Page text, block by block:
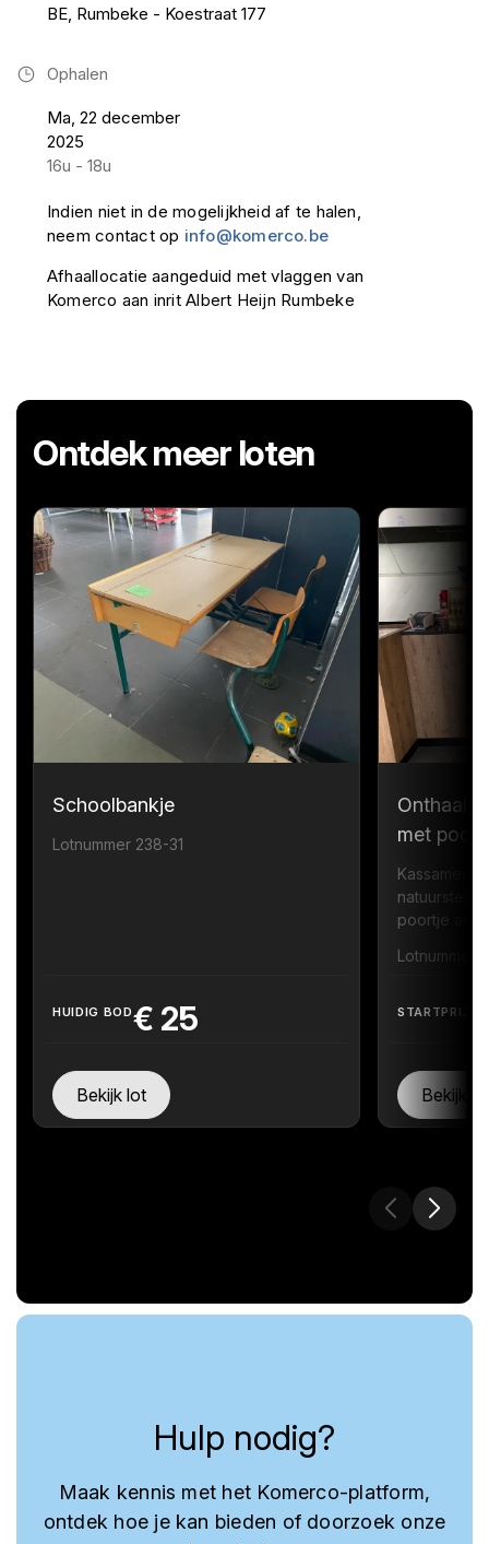
BE, Rumbeke - Koestraat 177
Ophalen
Ma, 22 december
2025
16u - 18u
Indien niet in de mogelijkheid af te halen,
neem contact op info@komerco.be
Afhaallocatie aangeduid met vlaggen van
Komerco aan inrit Albert Heijn Rumbeke
Ontdek meer loten
Schoolbankje
Lotnummer 238-31
HUIDIG BOD€ 25
Bekijk lot
met
poortje aan
Lotnummer
STARTPRIJS
Bekijk
Hulp nodig?
Maak kennis met het Komerco-platform,
ontdek hoe je kan bieden of doorzoek onze